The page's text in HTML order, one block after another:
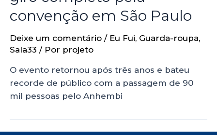
convenção em São Paulo
Deixe um comentário / Eu Fui, Guarda-roupa,
Sala33 / Por projeto
O evento retornou após três anos e bateu
recorde de público com a passagem de 90
mil pessoas pelo Anhembi